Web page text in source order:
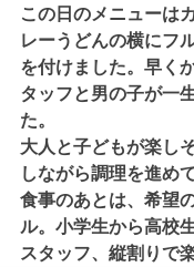
この日のメニューは
レーうどんの横にフ
を付けました。早く
タッフと男の子が一
た。
大人と子どもが楽し
しながら調理を進め
食事のあとは、希望
ル。小学生から高校
スタッフ、縦割りで